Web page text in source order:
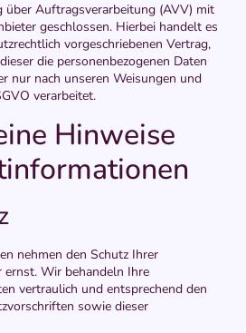
über Auftragsverarbeitung (AVV) mit
geschlossen. Hierbei handelt es
vorgeschriebenen Vertrag,
die personenbezogenen Daten
nur nach unseren Weisungen und
verarbeitet.
Hinweise
nehmen den Schutz Ihrer
ernst. Wir behandeln Ihre
vertraulich und entsprechend den
sowie dieser